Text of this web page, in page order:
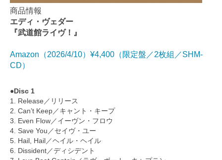
商品情報
エディ・ヴェダー
『武道館ライヴ！』
Amazon（2026/4/10）¥4,400（限定盤／2枚組／SHM-
CD）
●Disc 1
1. Release／リリース
2. Can’t Keep／キャント・キープ
3. Even Flow／イーヴン・フロウ
4. Save You／セイヴ・ユー
5. Hail, Hail／ヘイル・ヘイル
6. Dissident／ディシデント